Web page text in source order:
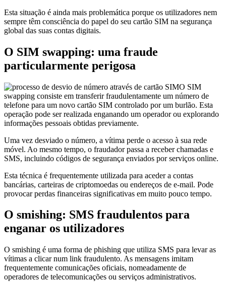
Esta situação é ainda mais problemática porque os utilizadores nem
sempre têm consciência do papel do seu cartão SIM na segurança
global das suas contas digitais.
O SIM swapping: uma fraude
particularmente perigosa
O SIM
swapping consiste em transferir fraudulentamente um número de
telefone para um novo cartão SIM controlado por um burlão. Esta
operação pode ser realizada enganando um operador ou explorando
informações pessoais obtidas previamente.
Uma vez desviado o número, a vítima perde o acesso à sua rede
móvel. Ao mesmo tempo, o fraudador passa a receber chamadas e
SMS, incluindo códigos de segurança enviados por serviços online.
Esta técnica é frequentemente utilizada para aceder a contas
bancárias, carteiras de criptomoedas ou endereços de e-mail. Pode
provocar perdas financeiras significativas em muito pouco tempo.
O smishing: SMS fraudulentos para
enganar os utilizadores
O smishing é uma forma de phishing que utiliza SMS para levar as
vítimas a clicar num link fraudulento. As mensagens imitam
frequentemente comunicações oficiais, nomeadamente de
operadores de telecomunicações ou serviços administrativos.